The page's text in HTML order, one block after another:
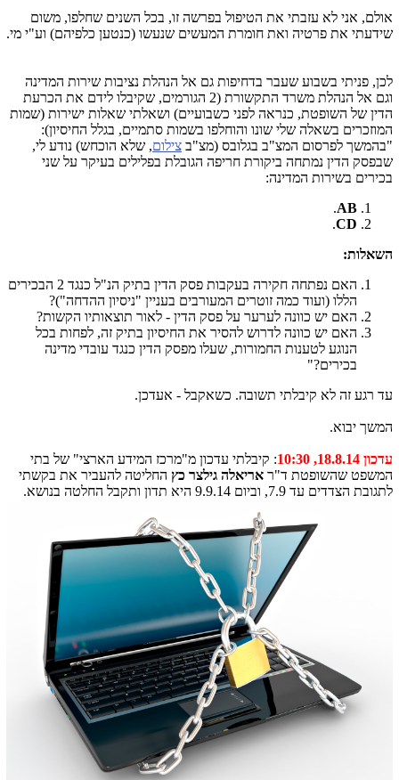
אולם, אני לא עזבתי את הטיפול בפרשה זו, בכל השנים שחלפו, משום
שידעתי את פרטיה ואת חומרת המעשים שנעשו (כנטען כלפיהם) וע"י מי.
לכן, פניתי בשבוע שעבר בדחיפות גם אל הנהלת נציבות שירות המדינה
וגם אל הנהלת משרד התקשורת (2 הגורמים, שקיבלו לידם את הכרעת
הדין של השופטת, כנראה לפני כשבועיים) ושאלתי שאלות ישירות (שמות
המוזכרים בשאלה שלי שונו והוחלפו בשמות סתמיים, בגלל החיסיון):
"בהמשך לפרסום המצ"ב בגלובס (מצ"ב צילום, שלא הוכחש) נודע לי,
שבפסק הדין נמתחה ביקורת חריפה הגובלת בפלילים בעיקר על שני
בכירים בשירות המדינה:
AB
.
CD
.
השאלות:
האם נפתחה חקירה בעקבות פסק הדין בתיק הנ"ל כנגד 2 הבכירים
הללו (ועוד כמה זוטרים המעורבים בעניין "ניסיון ההדחה")?
האם יש כוונה לערער על פסק הדין - לאור תוצאותיו הקשות?
האם יש כוונה לדרוש להסיר את החיסיון בתיק זה, לפחות בכל
הנוגע לטענות החמורות, שעלו מפסק הדין כנגד עובדי מדינה
בכירים?"
עד רגע זה לא קיבלתי תשובה. כשאקבל - אעדכן.
המשך יבוא.
עדכון 18.8.14, 10:30
: קיבלתי עדכון מ"מרכז המידע הארצי" של בתי
המשפט שהשופטת ד"ר אריאלה גילצר כץ החליטה להעביר את בקשתי
לתגובת הצדדים עד 7.9, וביום 9.9.14 היא תדון ותקבל החלטה בנושא.